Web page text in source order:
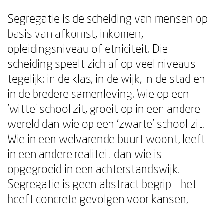
Segregatie is de scheiding van mensen op
basis van afkomst, inkomen,
opleidingsniveau of etniciteit. Die
scheiding speelt zich af op veel niveaus
tegelijk: in de klas, in de wijk, in de stad en
in de bredere samenleving. Wie op een
'witte' school zit, groeit op in een andere
wereld dan wie op een 'zwarte' school zit.
Wie in een welvarende buurt woont, leeft
in een andere realiteit dan wie is
opgegroeid in een achterstandswijk.
Segregatie is geen abstract begrip – het
heeft concrete gevolgen voor kansen,